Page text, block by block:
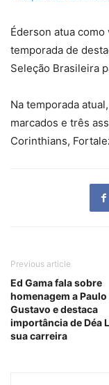
Éderson atua
temporada de
Seleção Brasileira
Na temporada
marcados e três
Corinthians,
Previous article
Ed Gama fala sobre
homenagem a Paulo
Gustavo e destaca
importância de Déa
sua carreira